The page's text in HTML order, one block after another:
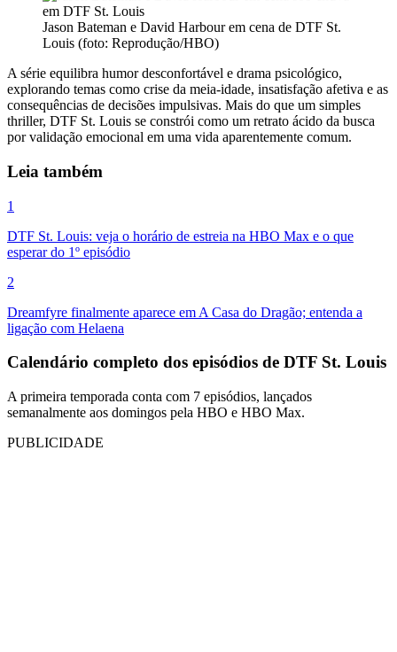
Jason Bateman e David Harbour em cena de DTF St.
Louis (foto: Reprodução/HBO)
A série equilibra humor desconfortável e drama psicológico,
explorando temas como crise da meia-idade, insatisfação afetiva e as
consequências de decisões impulsivas. Mais do que um simples
thriller, DTF St. Louis se constrói como um retrato ácido da busca
por validação emocional em uma vida aparentemente comum.
Leia também
1
DTF St. Louis: veja o horário de estreia na HBO Max e o que
esperar do 1º episódio
2
Dreamfyre finalmente aparece em A Casa do Dragão; entenda a
ligação com Helaena
Calendário completo dos episódios de DTF St. Louis
A primeira temporada conta com 7 episódios, lançados
semanalmente aos domingos pela HBO e HBO Max.
PUBLICIDADE